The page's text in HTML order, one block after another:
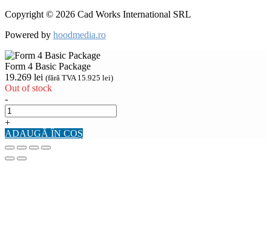
Copyright © 2026 Cad Works International SRL
Powered by hoodmedia.ro
Form 4 Basic Package
19.269 lei (fără TVA15.925 lei)
Out of stock
-
+
ADAUGĂ ÎN COȘ